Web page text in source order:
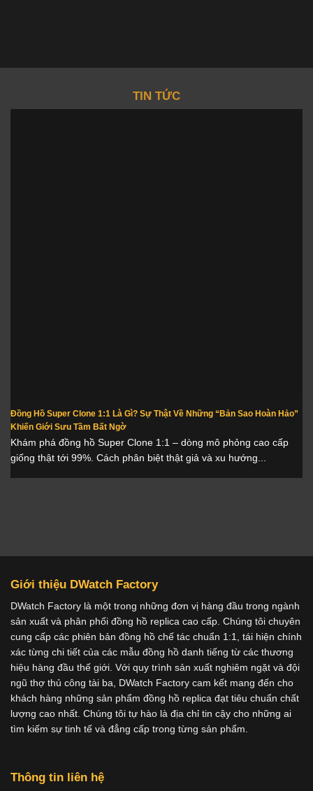
TIN TỨC
Đồng Hồ Super Clone 1:1 Là Gì? Sự Thật Về Những “Bản Sao Hoàn Hảo”
Khiến Giới Sưu Tầm Bất Ngờ
Khám phá đồng hồ Super Clone 1:1 – dòng mô phỏng cao cấp
giống thật tới 99%. Cách phân biệt thật giả và xu hướng...
Giới thiệu DWatch Factory
DWatch Factory là một trong những đơn vị hàng đầu trong ngành
sản xuất và phân phối đồng hồ replica cao cấp. Chúng tôi chuyên
cung cấp các phiên bản đồng hồ chế tác chuẩn 1:1, tái hiện chính
xác từng chi tiết của các mẫu đồng hồ danh tiếng từ các thương
hiệu hàng đầu thế giới. Với quy trình sản xuất nghiêm ngặt và đội
ngũ thợ thủ công tài ba, DWatch Factory cam kết mang đến cho
khách hàng những sản phẩm đồng hồ replica đạt tiêu chuẩn chất
lượng cao nhất. Chúng tôi tự hào là địa chỉ tin cậy cho những ai
tìm kiếm sự tinh tế và đẳng cấp trong từng sản phẩm.
Thông tin liên hệ